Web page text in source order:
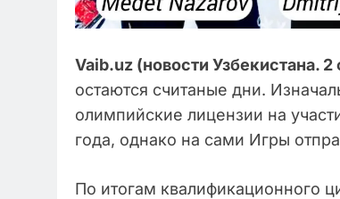
Vaib.uz (новости Узбекистана. 2
остаются считаные дни.
олимпийские лицензии на
года, однако на сами Игры
По итогам квалификационного